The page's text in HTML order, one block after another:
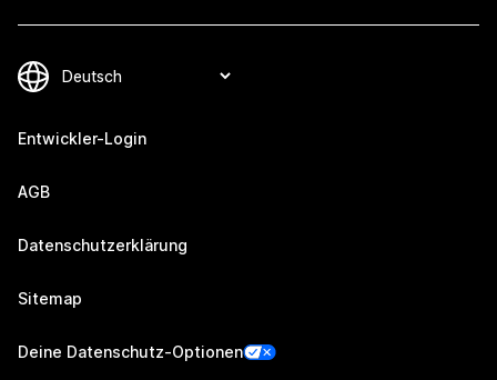
Entwickler-Login
AGB
Datenschutzerklärung
Sitemap
Deine Datenschutz-Optionen